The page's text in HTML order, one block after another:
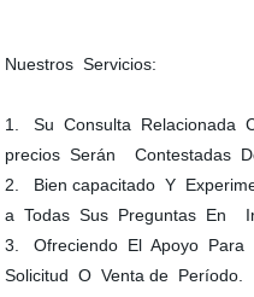
Nuestros Servicios:
1. Su Consulta Relacionada
precios Serán Contestadas
2. Bien capacitado Y
a Todas Sus Preguntas En
3. Ofreciendo El Apoyo Para
Solicitud O Venta de Período.